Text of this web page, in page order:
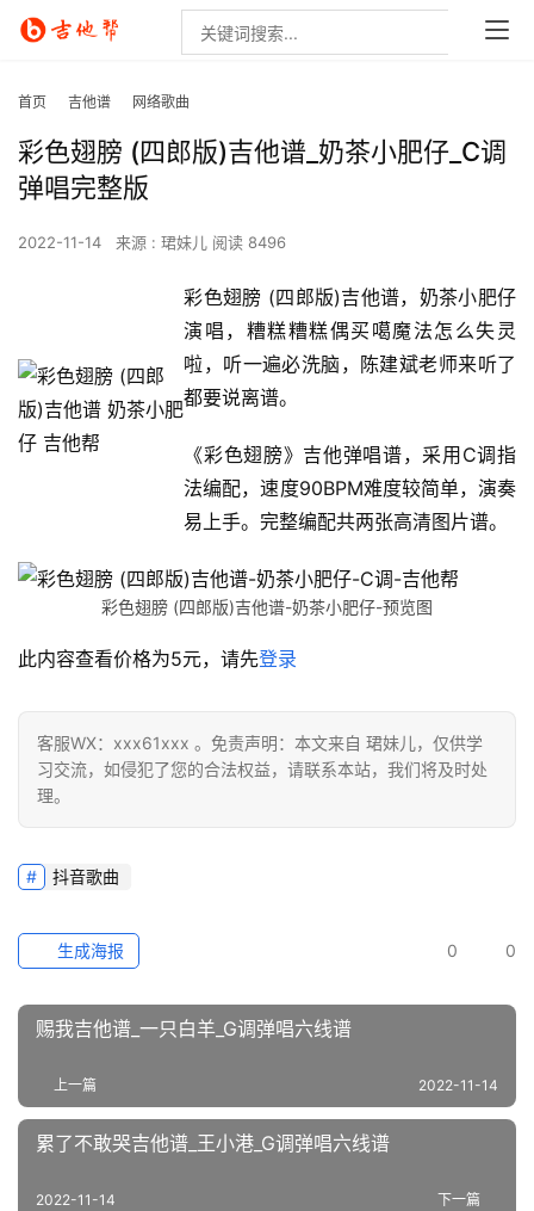
首页 吉他谱 网络歌曲
彩色翅膀 (四郎版)吉他谱_奶茶小肥仔_C调
弹唱完整版
2022-11-14 来源 : 珺妹儿 阅读 8496
彩色翅膀 (四郎版)吉他谱，奶茶小肥仔
演唱，糟糕糟糕偶买噶魔法怎么失灵
啦，听一遍必洗脑，陈建斌老师来听了
都要说离谱。
《彩色翅膀》吉他弹唱谱，采用C调指
法编配，速度90BPM难度较简单，演奏
易上手。完整编配共两张高清图片谱。
彩色翅膀 (四郎版)吉他谱-奶茶小肥仔-预览图
此内容查看价格为5元，请先登录
客服WX：xxx61xxx 。免责声明：本文来自 珺妹儿，仅供学
习交流，如侵犯了您的合法权益，请联系本站，我们将及时处
理。
抖音歌曲
0 0
生成海报
赐我吉他谱_一只白羊_G调弹唱六线谱
上一篇 2022-11-14
累了不敢哭吉他谱_王小港_G调弹唱六线谱
下一篇
2022-11-14